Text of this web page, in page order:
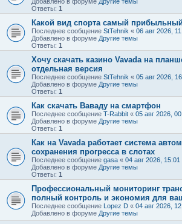
Ответы: 1
Какой вид спорта самый
Последнее сообщение StTehnik « 06 авг 2026,
Добавлено в форуме Другие темы
Ответы: 1
Хочу скачать казино Vavada на
отдельная версия
Последнее сообщение StTehnik « 05 авг 2026,
Добавлено в форуме Другие темы
Ответы: 1
Как скачать Ваваду на смартфон
Последнее сообщение T-Rabbit « 05 авг 2026,
Добавлено в форуме Другие темы
Ответы: 1
Как на Vavada работает система
сохранения прогресса в слотах
Последнее сообщение gasa « 04 авг 2026, 15:01
Добавлено в форуме Другие темы
Ответы: 1
Профессиональный мониторинг
полный контроль и экономия для
Последнее сообщение Lopez D « 04 авг 2026,
Добавлено в форуме Другие темы